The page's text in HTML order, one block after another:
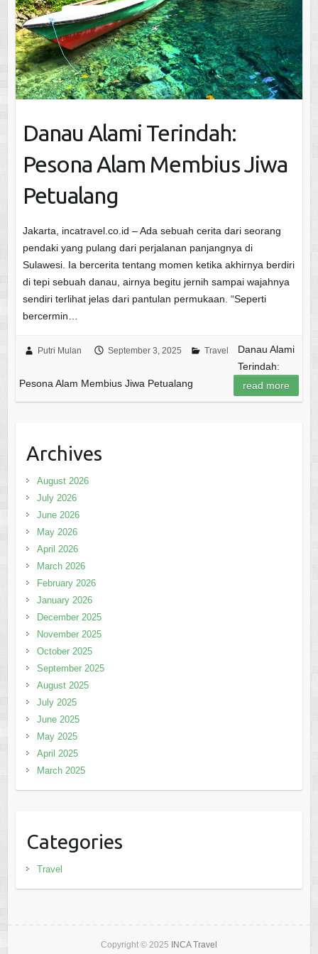
Danau Alami Terindah:
Pesona Alam Membius Jiwa
Petualang
Jakarta, incatravel.co.id – Ada sebuah cerita dari seorang
pendaki yang pulang dari perjalanan panjangnya di
Sulawesi. Ia bercerita tentang momen ketika akhirnya berdiri
di tepi sebuah danau, airnya begitu jernih sampai wajahnya
sendiri terlihat jelas dari pantulan permukaan. “Seperti
bercermin…
Putri Mulan September 3, 2025 Travel
Danau Alami
Terindah:
Pesona Alam Membius Jiwa Petualang
read more
Archives
August 2026
July 2026
June 2026
May 2026
April 2026
March 2026
February 2026
January 2026
December 2025
November 2025
October 2025
September 2025
August 2025
July 2025
June 2025
May 2025
April 2025
March 2025
Categories
Travel
Copyright © 2025 INCA Travel